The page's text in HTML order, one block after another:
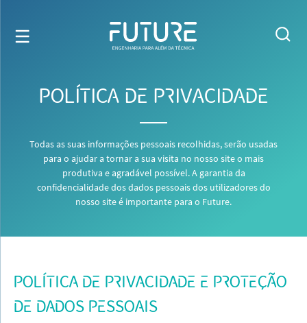
POLÍTICA DE PRIVACIDADE
Todas as suas informações pessoais recolhidas, serão usadas
para o ajudar a tornar a sua visita no nosso site o mais
produtiva e agradável possível. A garantia da
confidencialidade dos dados pessoais dos utilizadores do
nosso site é importante para o Future.
POLÍTICA DE PRIVACIDADE E PROTEÇÃO
DE DADOS PESSOAIS